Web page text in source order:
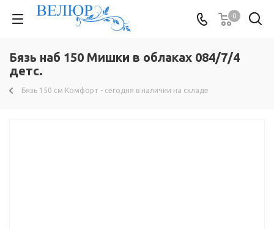
0
Бязь наб 150 Мишки в облаках 084/7/4
детс.
Бязь 150 см Комфорт - сегодня в наличии на складе